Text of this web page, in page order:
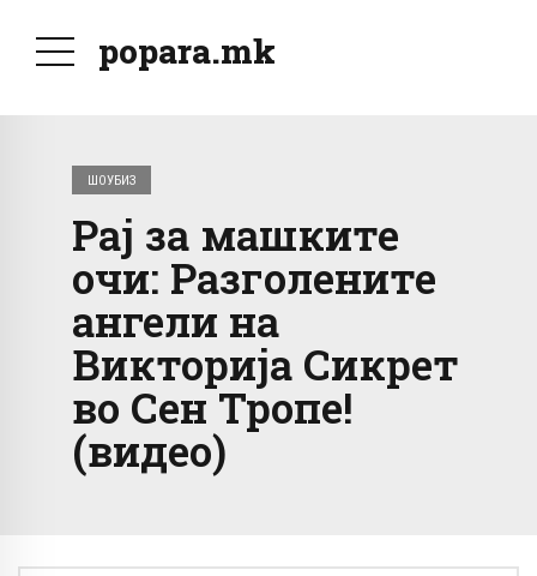
popara.mk
ШОУБИЗ
Рај за машките
очи: Разголените
ангели на
Викторија Сикрет
во Сен Тропе!
(видео)